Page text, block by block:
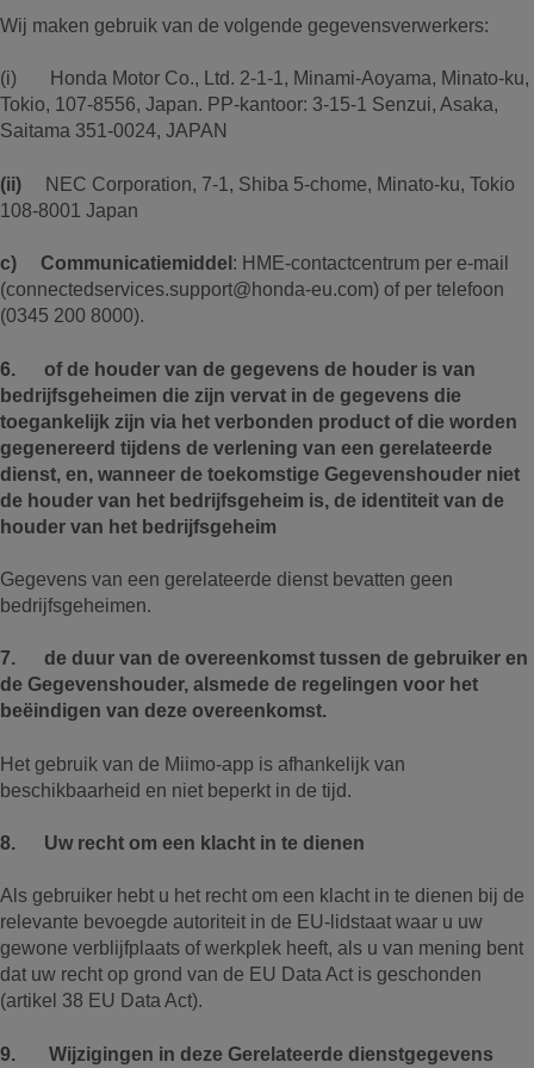
Wij maken gebruik van de volgende gegevensverwerkers:
(i) Honda Motor Co., Ltd. 2-1-1, Minami-Aoyama, Minato-ku,
Tokio, 107-8556, Japan. PP-kantoor: 3-15-1 Senzui, Asaka,
Saitama 351-0024, JAPAN
(ii)
NEC Corporation, 7-1, Shiba 5-chome, Minato-ku, Tokio
108-8001 Japan
c) Communicatiemiddel : HME-contactcentrum per e-mail
(connectedservices.support@honda-eu.com) of per telefoon
(0345 200 8000).
6. of de houder van de gegevens de houder is van
bedrijfsgeheimen die zijn vervat in de gegevens die
toegankelijk zijn via het verbonden product of die worden
gegenereerd tijdens de verlening van een gerelateerde
dienst, en, wanneer de toekomstige Gegevenshouder niet
de houder van het bedrijfsgeheim is, de identiteit van de
houder van het bedrijfsgeheim
Gegevens van een gerelateerde dienst bevatten geen
bedrijfsgeheimen.
7. de duur van de overeenkomst tussen de gebruiker en
de Gegevenshouder, alsmede de regelingen voor het
beëindigen van deze overeenkomst.
Het gebruik van de Miimo-app is afhankelijk van
beschikbaarheid en niet beperkt in de tijd.
8. Uw recht om een klacht in te dienen
Als gebruiker hebt u het recht om een klacht in te dienen bij de
relevante bevoegde autoriteit in de EU-lidstaat waar u uw
gewone verblijfplaats of werkplek heeft, als u van mening bent
dat uw recht op grond van de EU Data Act is geschonden
(artikel 38 EU Data Act).
9. Wijzigingen in deze Gerelateerde dienstgegevens